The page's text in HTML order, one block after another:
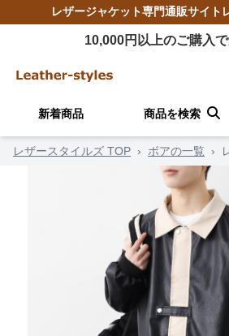
レザージャケット専門通販サイト
10,000円以上のご購入
新着商品 商品を検索
レザースタイルズ TOP › ボアの一覧 ›